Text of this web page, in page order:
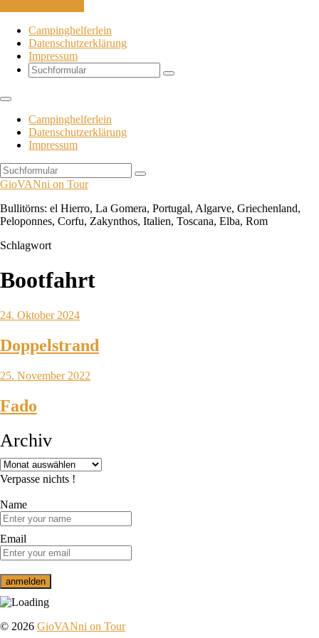
Campinghelferlein
Datenschutzerklärung
Impressum
Search
Campinghelferlein
Datenschutzerklärung
Impressum
Search
GioVANni on Tour
Bullitörns: el Hierro, La Gomera, Portugal, Algarve, Griechenland,
Peloponnes, Corfu, Zakynthos, Italien, Toscana, Elba, Rom
Schlagwort
Bootfahrt
24. Oktober 2024
Doppelstrand
25. November 2022
Fado
Archiv
Verpasse nichts !
Name
Email
© 2026 GioVANni on Tour